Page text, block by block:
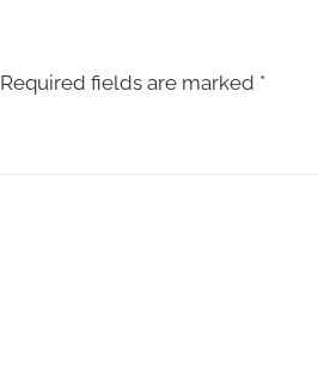
Required fields are marked *